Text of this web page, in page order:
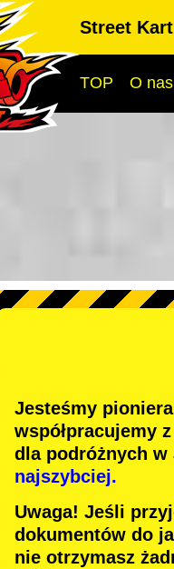
Street
TOP O nas
Jesteśmy
współpracujemy
dla podróżnych
najszybciej.
Uwaga! Jeśli
dokumentów do
nie otrzymasz